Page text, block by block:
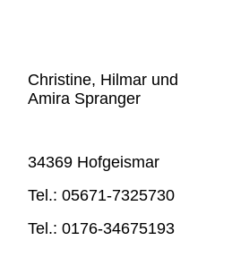
Christine, Hilmar und
Amira Spranger
34369 Hofgeismar
Tel.: 05671-7325730
Tel.: 0176-34675193